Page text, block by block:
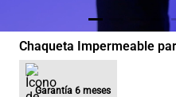
Chaqueta Impermeable
Garantía 6 meses